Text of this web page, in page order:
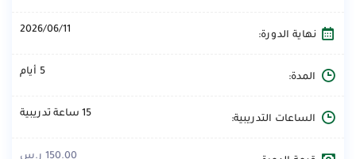
نهاية الدورة: 2026/06/11
المدة: 5 أيام
الساعات التدريبية: 15 ساعة تدريبية
150.00 ر.س